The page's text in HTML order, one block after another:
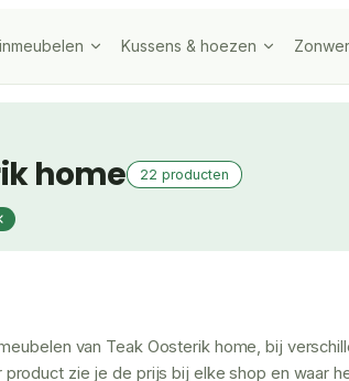
Kussens & hoezen
home 22 producten
van Teak Oosterik home, bij
zie je de prijs bij elke shop en waar